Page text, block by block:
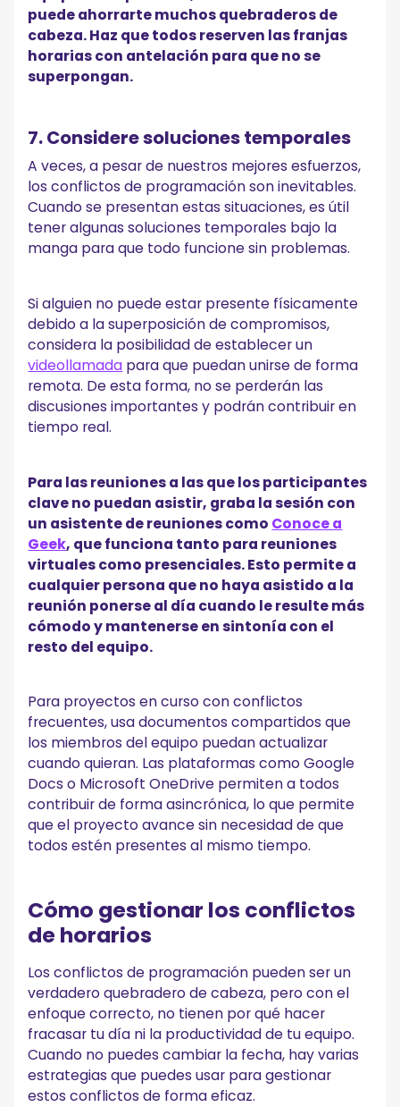
puede ahorrarte muchos quebraderos de
cabeza. Haz que todos reserven las franjas
horarias con antelación para que no se
superpongan.
7. Considere soluciones temporales
A veces, a pesar de nuestros mejores esfuerzos,
los conflictos de programación son inevitables.
Cuando se presentan estas situaciones, es útil
tener algunas soluciones temporales bajo la
manga para que todo funcione sin problemas.
Si alguien no puede estar presente físicamente
debido a la superposición de compromisos,
considera la posibilidad de establecer un
videollamada para que puedan unirse de forma
remota. De esta forma, no se perderán las
discusiones importantes y podrán contribuir en
tiempo real.
Para las reuniones a las que los participantes
clave no puedan asistir, graba la sesión con
un asistente de reuniones como Conoce a
Geek, que funciona tanto para reuniones
virtuales como presenciales. Esto permite a
cualquier persona que no haya asistido a la
reunión ponerse al día cuando le resulte más
cómodo y mantenerse en sintonía con el
resto del equipo.
Para proyectos en curso con conflictos
frecuentes, usa documentos compartidos que
los miembros del equipo puedan actualizar
cuando quieran. Las plataformas como Google
Docs o Microsoft OneDrive permiten a todos
contribuir de forma asincrónica, lo que permite
que el proyecto avance sin necesidad de que
todos estén presentes al mismo tiempo.
Cómo gestionar los conflictos
de horarios
Los conflictos de programación pueden ser un
verdadero quebradero de cabeza, pero con el
enfoque correcto, no tienen por qué hacer
fracasar tu día ni la productividad de tu equipo.
Cuando no puedes cambiar la fecha, hay varias
estrategias que puedes usar para gestionar
estos conflictos de forma eficaz.